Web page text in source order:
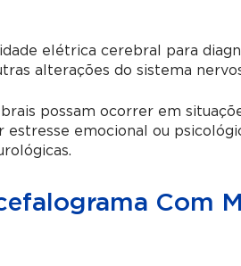
elétrica cerebral para
alterações do sistema
possam ocorrer em
emocional ou
Com